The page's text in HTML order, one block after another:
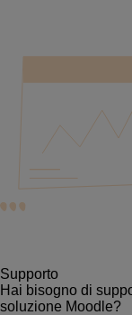
Supporto
Hai bisogno di
soluzione Moodle?